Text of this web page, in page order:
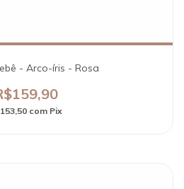
- Arco-íris - Rosa
com Pix